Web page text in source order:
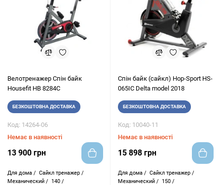
Велотренажер Спін байк
Housefit HB 8284C
БЕЗКОШТОВНА ДОСТАВКА
Код: 14264-06
Немає в наявності
13 900 грн
Для дома / Сайкл тренажер /
Механический /
140 /
Cпін байк (сайкл) Hop-Sport HS-
065IC Delta model 2018
БЕЗКОШТОВНА ДОСТАВКА
Код: 10040-11
Немає в наявності
15 898 грн
Для дома / Сайкл тренажер /
Механический /
150 /